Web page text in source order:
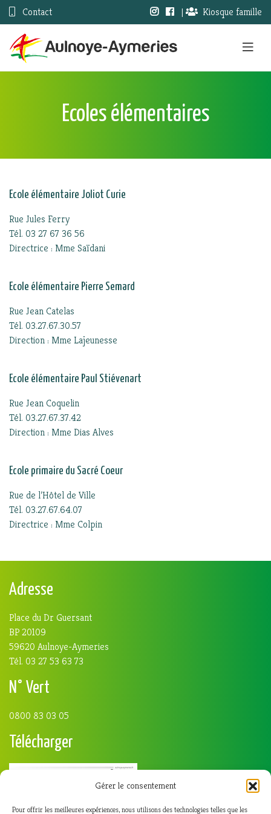
Gérer le consentement
Pour offrir les meilleures expériences, nous utilisons des technologies telles que les
Contact | Kiosque famille
Ecoles élémentaires
Ecole élémentaire Joliot Curie
Rue Jules Ferry
Tél. 03 27 67 36 56
Directrice : Mme Saïdani
Ecole élémentaire Pierre Semard
Rue Jean Catelas
Tél. 03.27.67.30.57
Direction : Mme Lajeunesse
Ecole élémentaire Paul Stiévenart
Rue Jean Coquelin
Tél. 03.27.67.37.42
Direction : Mme Dias Alves
Ecole primaire du Sacré Coeur
Rue de l’Hôtel de Ville
Tél. 03.27.67.64.07
Directrice : Mme Colpin
Adresse
Place du Dr Guersant
BP 20109
59620 Aulnoye-Aymeries
Tél. 03 27 53 63 73
N° Vert
0800 83 03 05
Télécharger